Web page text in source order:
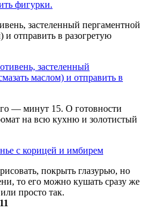
застеленный пергаментной
и отправить в разогретую
— минут 15. О готовности
на всю кухню и золотистый
покрыть глазурью, но
то его можно кушать сразу же
просто так.